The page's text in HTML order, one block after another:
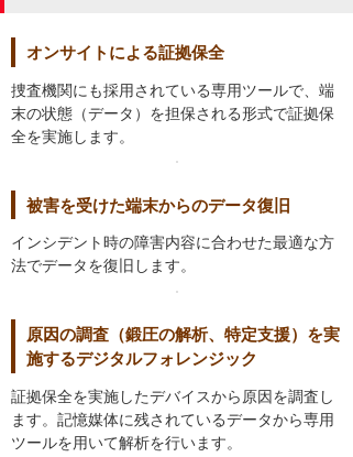
オンサイトによる証拠保全
捜査機関にも採用されている専用ツールで、端
末の状態（データ）を担保される形式で証拠保
全を実施します。
被害を受けた端末からのデータ復旧
インシデント時の障害内容に合わせた最適な方
法でデータを復旧します。
原因の調査（鍛圧の解析、特定支援）を実
施するデジタルフォレンジック
証拠保全を実施したデバイスから原因を調査し
ます。記憶媒体に残されているデータから専用
ツールを用いて解析を行います。